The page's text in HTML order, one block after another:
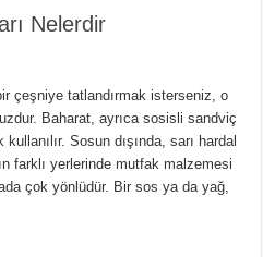
Çok İhtiyaç Duyduğu 20 Besin
10 Çok Sağlıklı Sebep
Nelerdir?
Nelerdir
çeşniye tatlandırmak isterseniz, o
Baharat, ayrıca sosisli sandviç
Sosun dışında, sarı hardal
farklı yerlerinde mutfak malzemesi
çok yönlüdür. Bir sos ya da yağ,